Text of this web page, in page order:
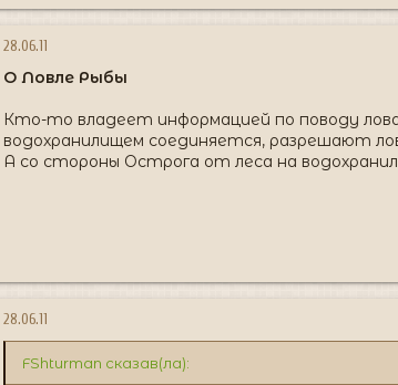
28.06.11
О Ловле Рыбы
Кто-то владеет информацией по поводу
водохранилищем соединяется, разрешают
А со стороны Острога от леса на
28.06.11
FShturman сказав(ла):